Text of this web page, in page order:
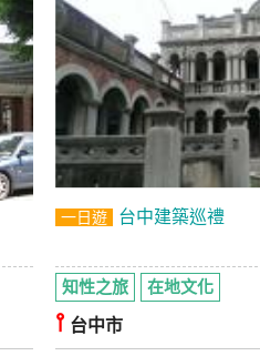
一日遊 台中建築巡禮
知性之旅 在地文化
⫯ 台中市